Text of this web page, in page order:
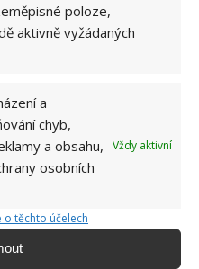
poloze,
aktivně vyžádaných
a
chyb,
a obsahu,
osobních
Vždy aktivní
o těchto účelech